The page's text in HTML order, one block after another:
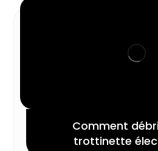
Comment
trottinette